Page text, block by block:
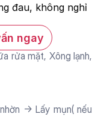
đau, không nghỉ
ngay
rửa mặt, Xông lạnh,
-> Lấy mụn( nếu